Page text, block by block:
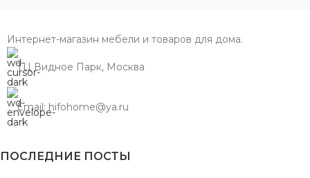
Интернет-магазин мебели и товаров для дома.
ТЦ Видное Парк, Москва
Email: hifohome@ya.ru
ПОСЛЕДНИЕ ПОСТЫ